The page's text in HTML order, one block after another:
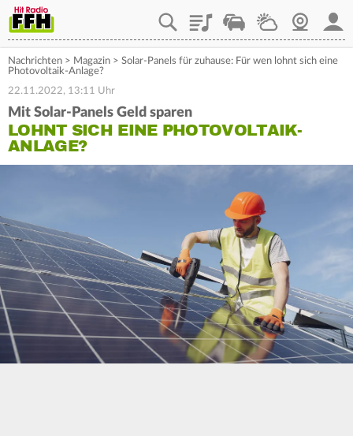
PlaylistStaupilotWetterWebcam
Nachrichten > Magazin > Solar-Panels für zuhause: Für wen lohnt sich eine
Photovoltaik-Anlage?
22.11.2022, 13:11 Uhr
Mit Solar-Panels Geld sparen
LOHNT SICH EINE PHOTOVOLTAIK-
ANLAGE?